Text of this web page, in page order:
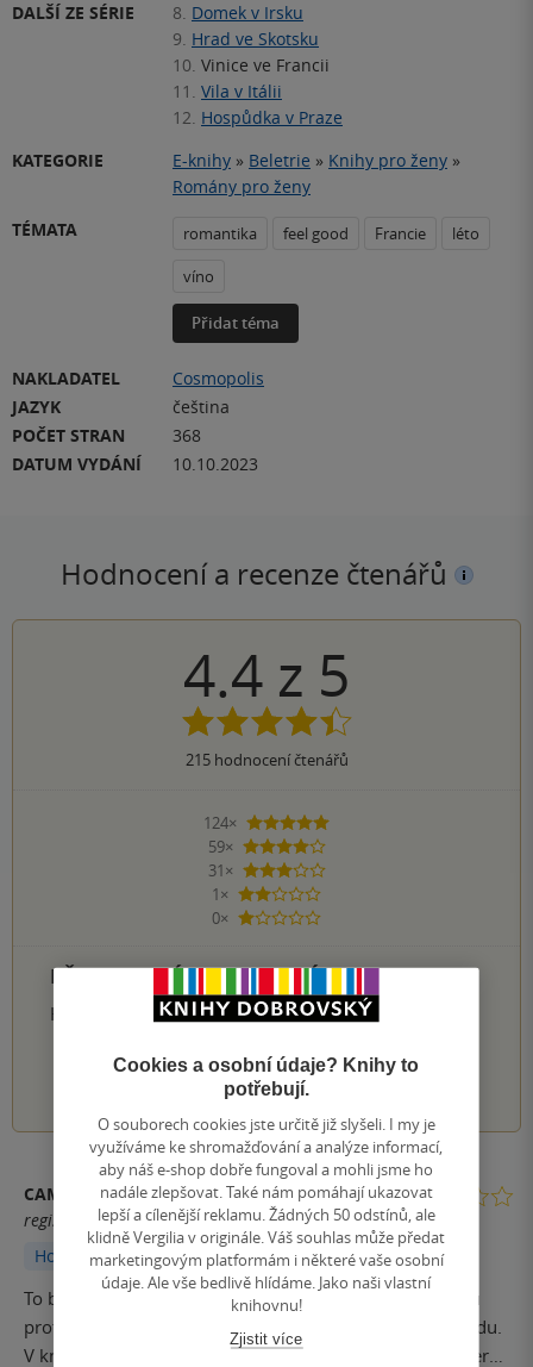
DALŠÍ ZE SÉRIE
8. Domek v Irsku
9. Hrad ve Skotsku
10. Vinice ve Francii
11. Vila v Itálii
12. Hospůdka v Praze
KATEGORIE
E-knihy » Beletrie » Knihy pro ženy »
Romány pro ženy
TÉMATA
romantika feel good Francie
léto
víno
Přidat téma
NAKLADATEL
Cosmopolis
JAZYK
čeština
POČET STRAN
368
DATUM VYDÁNÍ
10.10.2023
Hodnocení a recenze čtenářů
4.4 z 5
215hodnocení čtenářů
124×
5 hvězdiček
59×
4 hvězdičky
31×
3 hvězdičky
1×
2 hvězdičky
0×
1 hvezdička
PŘIDEJTE SVÉ HODNOCENÍ PRODUKTU
Hodnocení našich knihkupců: 4.5 z 5
1 2 3 4 5
CAMILLE
registrovaný uživatel
Hodnoceno z aplikace
To bylo sladké, naivní a tak nudně zdlouhavé.....Já půjdu
proti proudu. Rozhodně tohle není čtení pro mě. Opravdu.
V knize se nic neděje, postavy jsou ploché, nudné, některé
Cookies a osobní údaje? Knihy to
potřebují.
O souborech cookies jste určitě již slyšeli. I my je
využíváme ke shromažďování a analýze informací,
aby náš e-shop dobře fungoval a mohli jsme ho
nadále zlepšovat. Také nám pomáhají ukazovat
lepší a cílenější reklamu. Žádných 50 odstínů, ale
klidně Vergilia v originále. Váš souhlas může předat
marketingovým platformám i některé vaše osobní
údaje. Ale vše bedlivě hlídáme. Jako naši vlastní
knihovnu!
Zjistit více